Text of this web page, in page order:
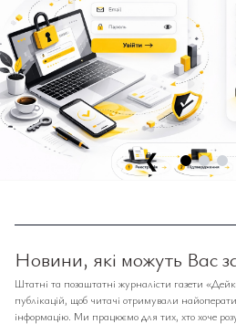
❮
Новини, які можуть Вас
Штатні та позаштатні журналісти газети
публікацій, щоб читачі отримували
інформацію. Ми працюємо для тих, хто хоче